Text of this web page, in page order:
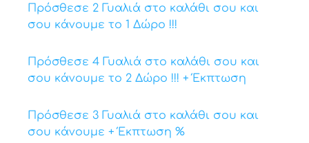
Πρόσθεσε 2 Γυαλιά στο καλάθι σου και
σου κάνουμε το 1 Δώρο !!!
Πρόσθεσε 4 Γυαλιά στο καλάθι σου και
σου κάνουμε το 2 Δώρο !!! + Έκπτωση
Πρόσθεσε 3 Γυαλιά στο καλάθι σου και
σου κάνουμε + Έκπτωση %